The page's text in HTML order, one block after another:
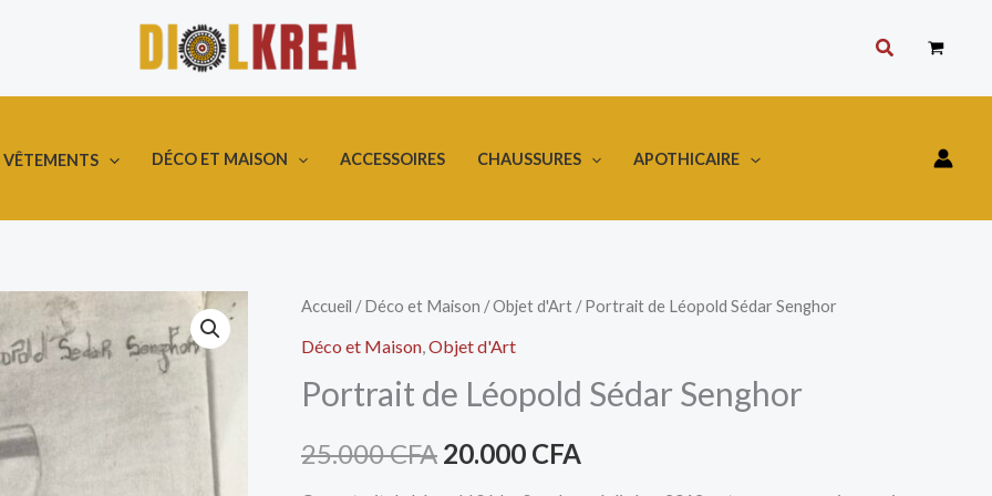
Rechercher
VÊTEMENTS DÉCO ET MAISON ACCESSOIRES CHAUSSURES APOTHICAIRE
Accueil /Déco et Maison /Objet d'Art / Portrait de Léopold Sédar Senghor
Déco et Maison Objet d'Art
Portrait de Léopold Sédar Senghor
25.000CFA
Le
prix
initial
était :
20.000 CFA
Le
actuel
est :
quantité
de
de
Sédar